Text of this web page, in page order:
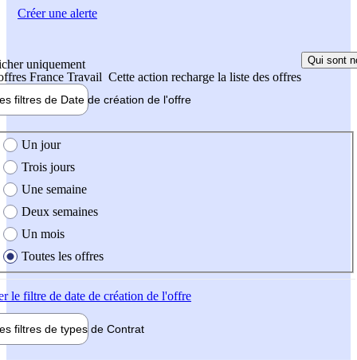
uniquement
France Travail Cette action recharge la liste des offres
Qui sont
filtres de Date de création de l'offre
création de l'offre
Un jour
Trois jours
Une semaine
Deux semaines
Un mois
Toutes les offres
le filtre de date de création de l'offre
filtres de types de Contrat
Créer une alerte